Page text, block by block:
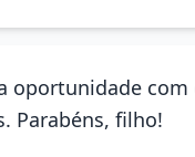
oportunidade
Parabéns, filho!